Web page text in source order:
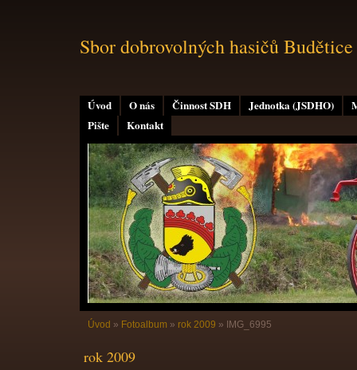
Úvod O nás Činnost SDH Jednotka (JSDHO)
Pište
Kontakt
Sbor dobrovolných hasičů Budětice
Úvod » Fotoalbum » rok 2009 » IMG_6995
rok 2009